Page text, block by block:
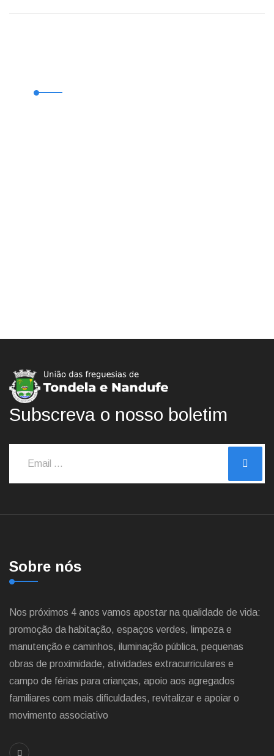
Subscreva o nosso boletim
Sobre nós
Nos próximos 4 anos vamos apostar na qualidade de vida:
promoção da habitação, espaços verdes, limpeza e
manutenção e caminhos, iluminação pública, pequenas
obras de proximidade, atividades extracurriculares e
campo de férias para crianças, apoio aos agregados
familiares com mais dificuldades, revitalizar e apoiar o
movimento associativo